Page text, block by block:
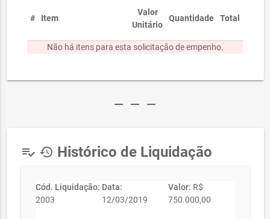
# Item
Valor
Unitário
Quantidade Total
Não há itens para esta solicitação de empenho.
remove remove remove
playlist_add_check history Histórico de Liquidação
Cód. Liquidação:
2003
Data:
12/03/2019
Valor: R$
750.000,00